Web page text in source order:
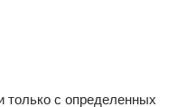
только с определенных